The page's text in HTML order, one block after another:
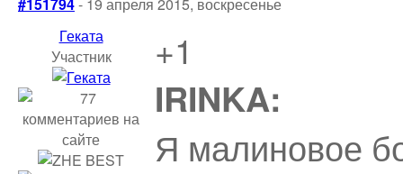
Геката
Участник
+1
IRINKA:
Я малиновое